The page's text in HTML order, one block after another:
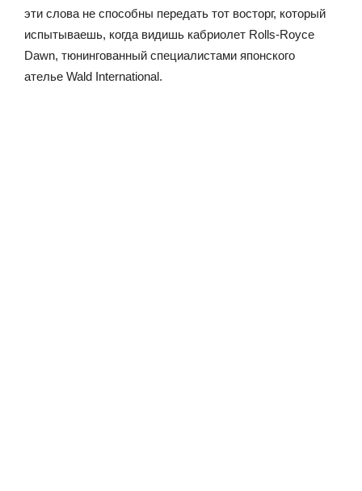
эти слова не способны передать тот восторг, который
испытываешь, когда видишь кабриолет Rolls-Royce
Dawn, тюнингованный специалистами японского
ателье Wald International.